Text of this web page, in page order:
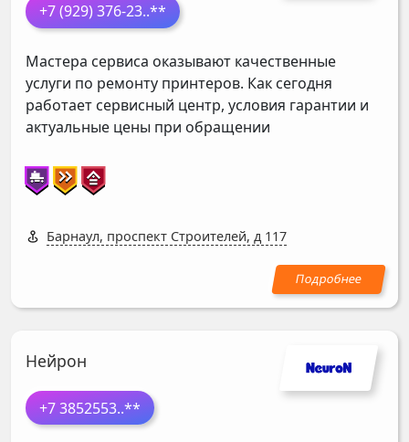
+7 (929) 376-23..**
Мастера сервиса оказывают качественные
услуги по ремонту принтеров. Как сегодня
работает сервисный центр, условия гарантии и
актуальные цены при обращении
Барнаул, проспект Строителей, д 117
Нейрон
+7 3852553..**